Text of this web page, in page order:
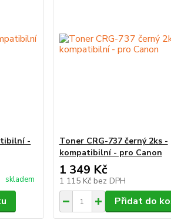
-
skladem
Toner CRG-737 černý 2ks -
kompatibilní - pro Canon
1 349 Kč
1 115 Kč bez DPH
Přidat do